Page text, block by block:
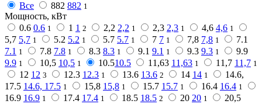
Все
882 882 1
Мощность, кВт
0.6 0.6 1 1 1 2 2,2 2,2 1 2,3 2,3 1 4,6 4,6 1
5,7 5,7 1 5.2 5.2 1 5.7 5.7 1 7 7 1 7,8 7,8 1
7.1
7.1 1 7.8 7.8 1 8.3 8.3 1 9.1 9.1 1 9.3 9.3 1
9.9
9.9 1 10,5 10,5 1 10.510.5 11,63 11,63 1 11,7 11,7 1
12 12 3 12.3 12.3 1 13.6 13.6 2 14 14 1
14.6,
17.5 14.6, 17.5 1 15,8 15,8 1 15.7 15.7 1 16.4 16.4 1
16.9 16.9 1 17.4 17.4 1 18.5 18.5 2 20 20 1
20,5